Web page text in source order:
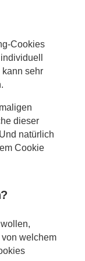
Cookies
sehr
dieser
natürlich
Cookie
welchem